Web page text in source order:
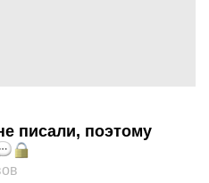
писали, поэтому